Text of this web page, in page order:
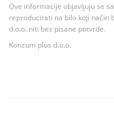
Ove informacije objavljuju se
reproducirati na bilo koji način
d.o.o. niti bez pisane potvrde.
Konzum plus d.o.o.